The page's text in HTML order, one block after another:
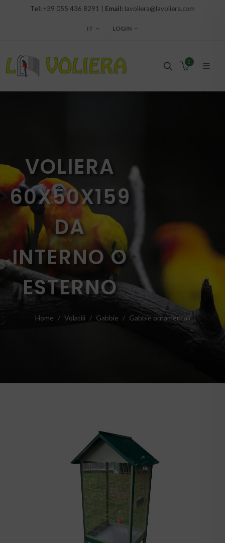
Tel:+39 055 436 8291 | Email: lavoliera@lavoliera.com
IT LOGIN
0
VOLIERA
60X50X159
DA
INTERNO O
ESTERNO
Home Volatili Gabbie Gabbie ornamentali